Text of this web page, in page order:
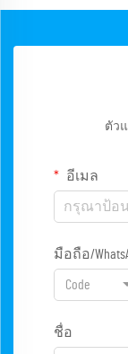
ตัว
อีเมล
มือถือ/
Code
ชื่อ